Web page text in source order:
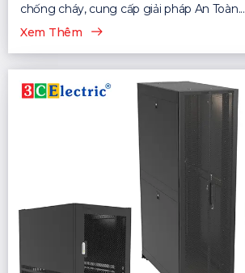
chống cháy, cung cấp giải pháp An Toàn...
Xem Thêm